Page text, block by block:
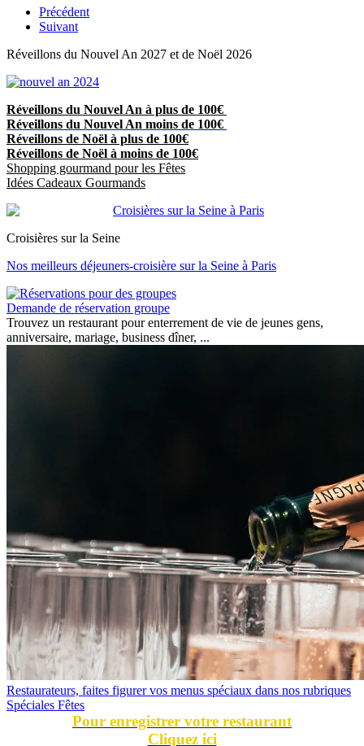
Précédent
Suivant
Réveillons du Nouvel An 2027 et de Noël 2026
Réveillons du Nouvel An à plus de 100€
Réveillons du Nouvel An moins de 100€
Réveillons de Noël à plus de 100€
Réveillons de Noël à moins de 100€
Shopping gourmand pour les Fêtes
Idées Cadeaux Gourmands
Croisières sur la Seine
Nos meilleurs déjeuners-croisière sur la Seine à Paris
Demande de réservation groupe
Trouvez un restaurant pour enterrement de vie de jeunes gens,
anniversaire, mariage, business dîner, ...
Restaurateurs, faites figurer vos menus spéciaux dans nos rubriques
Spéciales Fêtes
Pour enregistrer votre restaurant
Cliquez ici